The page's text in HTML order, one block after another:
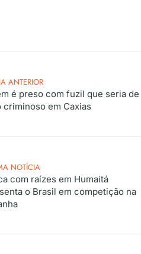
ANTERIOR
é preso com fuzil que seria de
criminoso em Caxias
NOTÍCIA
com raízes em Humaitá
o Brasil em competição na